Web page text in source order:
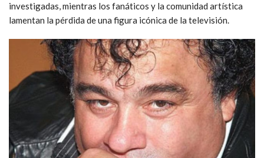
investigadas, mientras los fanáticos y la comunidad artística
lamentan la pérdida de una figura icónica de la televisión.